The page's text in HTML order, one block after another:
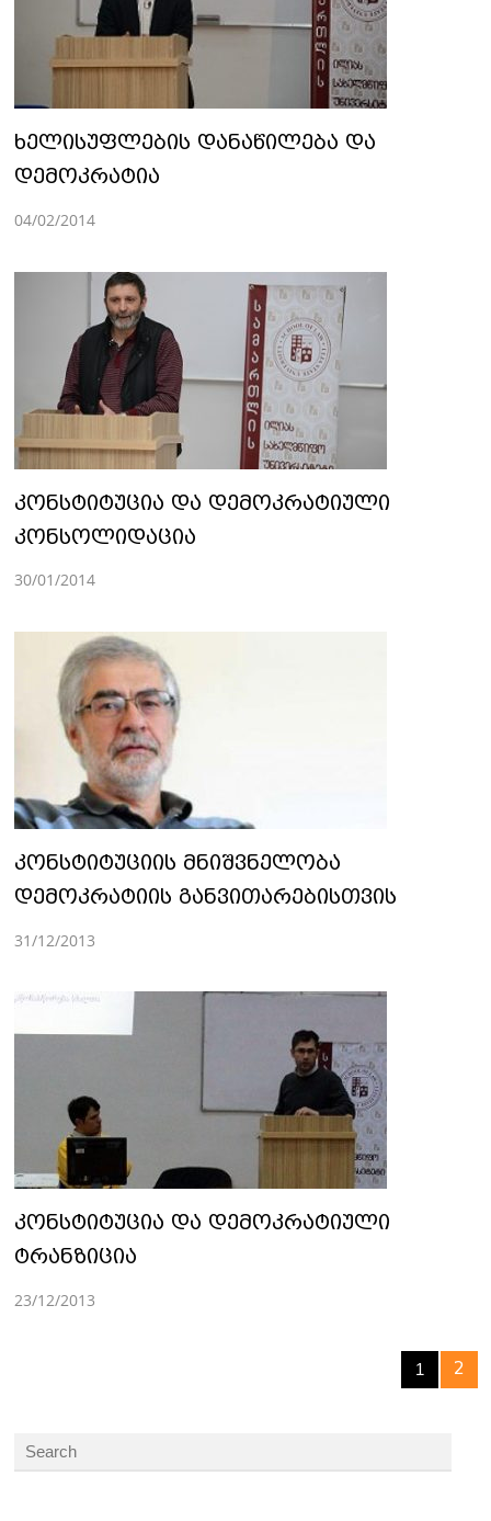
ხელისუფლების დანაწილება და
დემოკრატია
04/02/2014
კონსტიტუცია და დემოკრატიული
კონსოლიდაცია
30/01/2014
კონსტიტუციის მნიშვნელობა
დემოკრატიის განვითარებისთვის
31/12/2013
კონსტიტუცია და დემოკრატიული
ტრანზიცია
23/12/2013
1 2